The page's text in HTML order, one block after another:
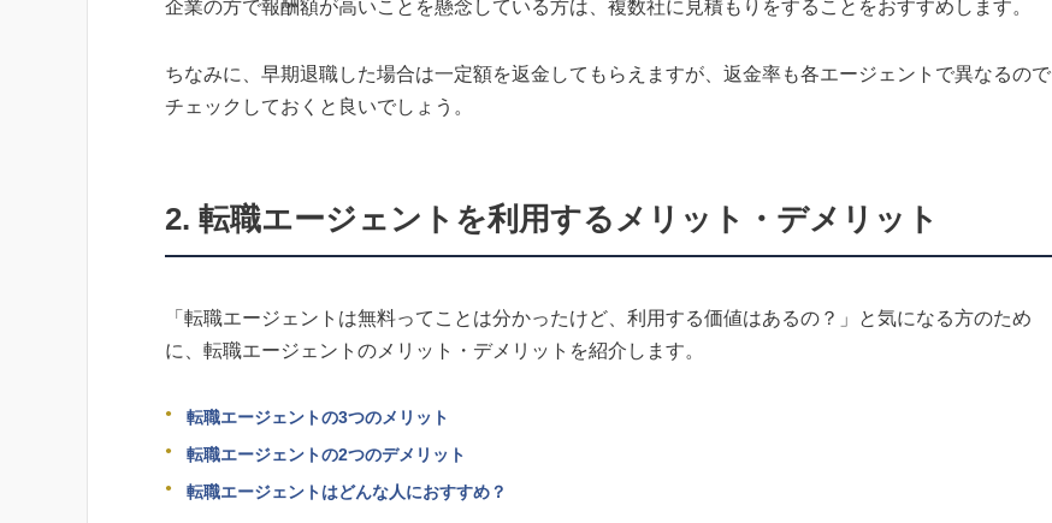
企業の方で報酬額が高いことを懸念している方は、複数社に見積もりをすることをおすすめします。
ちなみに、早期退職した場合は一定額を返金してもらえますが、返金率も各エージェントで異なるので
チェックしておくと良いでしょう。
2. 転職エージェントを利用するメリット・デメリット
「転職エージェントは無料ってことは分かったけど、利用する価値はあるの？」と気になる方のため
に、転職エージェントのメリット・デメリットを紹介します。
転職エージェントの3つのメリット
転職エージェントの2つのデメリット
転職エージェントはどんな人におすすめ？